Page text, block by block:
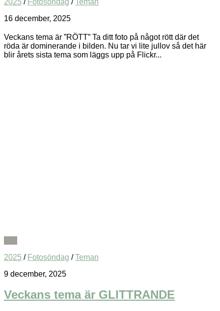
16 december, 2025
Veckans tema är ”RÖTT” Ta ditt foto på något rött där det
röda är dominerande i bilden. Nu tar vi lite jullov så det här
blir årets sista tema som läggs upp på Flickr...
0
2025 / Fotosöndag /Teman
9 december, 2025
Veckans tema är GLITTRANDE